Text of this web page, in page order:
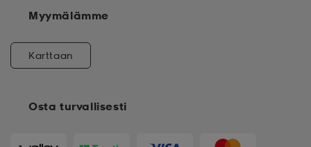
Osta turvallisesti
Myymälämme
Karttaan